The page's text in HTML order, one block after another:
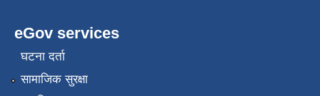
eGov services
घटना दर्ता
सामाजिक सुरक्षा